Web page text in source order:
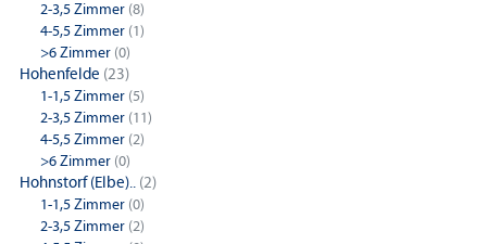
2-3,5 Zimmer (8)
4-5,5 Zimmer (1)
>6 Zimmer (0)
Hohenfelde (23)
1-1,5 Zimmer (5)
2-3,5 Zimmer (11)
4-5,5 Zimmer (2)
>6 Zimmer (0)
Hohnstorf (Elbe).. (2)
1-1,5 Zimmer (0)
2-3,5 Zimmer (2)